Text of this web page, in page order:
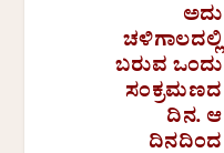
ಅದು
ಚಳಿಗಾಲದಲ್ಲಿ
ಬರುವ ಒಂದು
ಸಂಕ್ರಮಣದ
ದಿನ. ಆ
ದಿನದಿಂದ